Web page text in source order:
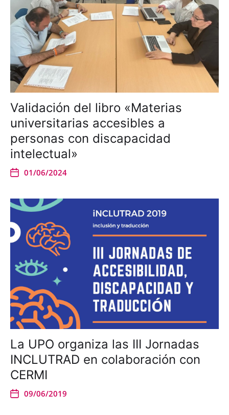
Validación del libro «Materias
universitarias accesibles a
personas con discapacidad
intelectual»
01/06/2024
La UPO organiza las III Jornadas
INCLUTRAD en colaboración con
CERMI
09/06/2019